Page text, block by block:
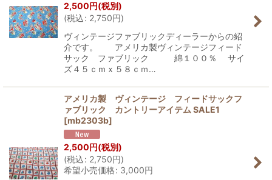
2,500円(税別)
(税込: 2,750円)
ヴィンテージファブリックディーラーからの紹
介です。 アメリカ製ヴィンテージフィード
サック ファブリック 綿１００％ サイ
ズ４５ｃｍｘ５８ｃｍ…
アメリカ製 ヴィンテージ フィードサックフ
ァブリック カントリーアイテム SALE1
[mb2303b]
2,500円(税別)
(税込: 2,750円)
希望小売価格: 3,000円